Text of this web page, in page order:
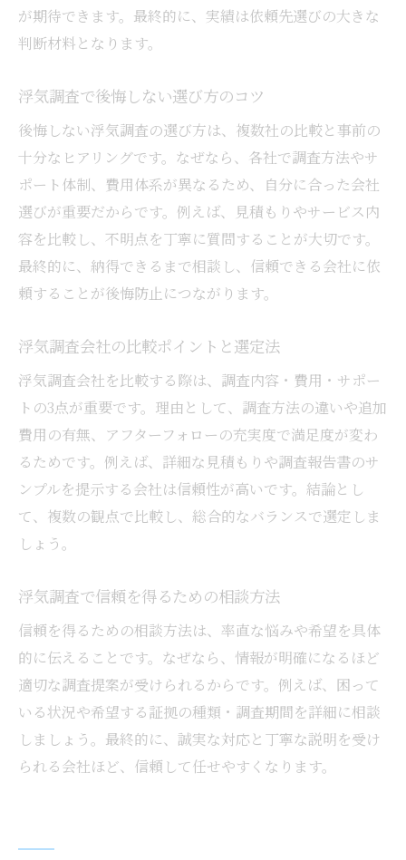
が期待できます。最終的に、実績は依頼先選びの大きな
判断材料となります。
浮気調査で後悔しない選び方のコツ
後悔しない浮気調査の選び方は、複数社の比較と事前の
十分なヒアリングです。なぜなら、各社で調査方法やサ
ポート体制、費用体系が異なるため、自分に合った会社
選びが重要だからです。例えば、見積もりやサービス内
容を比較し、不明点を丁寧に質問することが大切です。
最終的に、納得できるまで相談し、信頼できる会社に依
頼することが後悔防止につながります。
浮気調査会社の比較ポイントと選定法
浮気調査会社を比較する際は、調査内容・費用・サポー
トの3点が重要です。理由として、調査方法の違いや追加
費用の有無、アフターフォローの充実度で満足度が変わ
るためです。例えば、詳細な見積もりや調査報告書のサ
ンプルを提示する会社は信頼性が高いです。結論とし
て、複数の観点で比較し、総合的なバランスで選定しま
しょう。
浮気調査で信頼を得るための相談方法
信頼を得るための相談方法は、率直な悩みや希望を具体
的に伝えることです。なぜなら、情報が明確になるほど
適切な調査提案が受けられるからです。例えば、困って
いる状況や希望する証拠の種類・調査期間を詳細に相談
しましょう。最終的に、誠実な対応と丁寧な説明を受け
られる会社ほど、信頼して任せやすくなります。